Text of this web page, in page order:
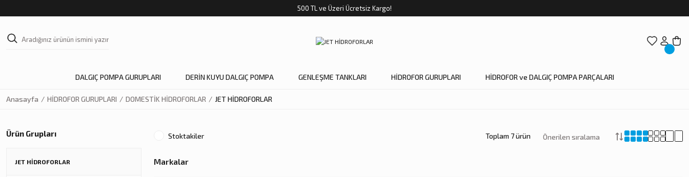
500 TL ve Üzeri Ücretsiz Kargo!
DALGIÇ POMPA GURUPLARI DERİN KUYU DALGIÇ POMPA GENLEŞME TANKLARI HİDROFOR GURUPLARI HİDROFOR ve DALGIÇ POMPA PARÇALARI
Anasayfa HİDROFOR GURUPLARI DOMESTİK HİDROFORLAR JET HİDROFORLAR
Ürün Grupları
JET HİDROFORLAR
Stoktakiler Toplam 7 ürün
Markalar